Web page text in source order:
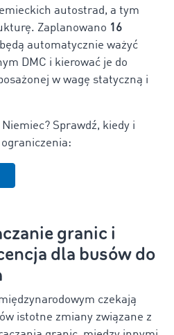
autostrad, a tym
Zaplanowano 16
automatycznie ważyć
DMC i kierować je do
w wagę statyczną i
Sprawdź, kiedy i
ograniczenia:
granic i
dla busów do
czekają
istotne zmiany związane z